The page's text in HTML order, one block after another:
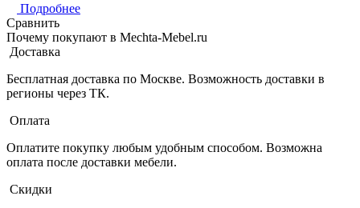
Подробнее
Сравнить
Почему покупают в Mechta-Mebel.ru
Доставка
Бесплатная доставка по Москве. Возможность доставки в
регионы через ТК.
Оплата
Оплатите покупку любым удобным способом. Возможна
оплата после доставки мебели.
Скидки